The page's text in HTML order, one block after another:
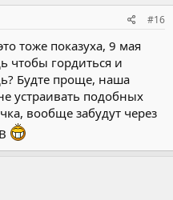
#16
тоже показуха, 9 мая
чтобы гордиться и
Будте проще, наша
устраивать подобных
вообще забудут через